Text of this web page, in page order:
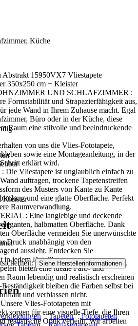
Küche
Kleister
Abstrakt 15950VX7 Vliestapete
350x250 cm + Kleister
UND SCHLAFZIMMER :
Formstabilität und Strapazierfähigkeit aus,
jede Wand in Ihrem Zuhause macht. Egal
Büro oder in der Küche, diese
Raum eine stilvolle und beeindruckende
von uns die Vlies-Fototapete,
sowie eine Montageanleitung, in der
erklärt wird.
Vliestapete ist unglaublich einfach zu
auftragen, trockene Tapetenstreifen
des Musters von Kante zu Kante
und eine glatte Oberfläche. Perfekt
Raumverwandlung.
: Eine langlebige und deckende
halbmatten Oberfläche. Dank
Oberfläche vermeiden Sie unerwünschte
Druck unabhängig von den
aussieht. Entdecken Sie
in jedem Detail!
bieten eine ideale Farb- und
Raum lebendig und realistisch erscheinen
bleiben die Farben selbst bei
und verblassen nicht.
Vlies-Fototapeten mit
sorgen für eine visuelle Tiefe, die Ihren
realistische Optik verleiht. Wir arbeiten
Siehe Herstellerinformationen .
Tapeten
Fototapeten